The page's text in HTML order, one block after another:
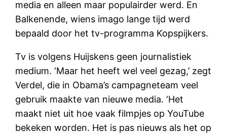
media en alleen maar populairder werd. En
Balkenende, wiens imago lange tijd werd
bepaald door het tv-programma Kopspijkers.
Tv is volgens Huijskens geen journalistiek
medium. ‘Maar het heeft wel veel gezag,’ zegt
Verdel, die in Obama’s campagneteam veel
gebruik maakte van nieuwe media. ‘Het
maakt niet uit hoe vaak filmpjes op YouTube
bekeken worden. Het is pas nieuws als het op